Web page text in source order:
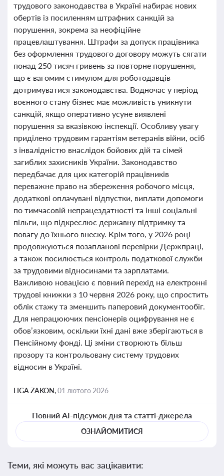
трудового законодавства в Україні набирає нових
обертів із посиленням штрафних санкцій за
порушення, зокрема за неофіційне
працевлаштування. Штрафи за допуск працівника
без оформлення трудового договору можуть сягати
понад 250 тисяч гривень за повторне порушення,
що є вагомим стимулом для роботодавців
дотримуватися законодавства. Водночас у період
воєнного стану бізнес має можливість уникнути
санкцій, якщо оперативно усуне виявлені
порушення за вказівкою інспекції. Особливу увагу
приділено трудовим гарантіям ветеранів війни, осіб
з інвалідністю внаслідок бойових дій та сімей
загиблих захисників України. Законодавство
передбачає для цих категорій працівників
переважне право на збереження робочого місця,
додаткові оплачувані відпустки, виплати допомоги
по тимчасовій непрацездатності та інші соціальні
пільги, що підкреслює державну підтримку та
повагу до їхнього внеску. Крім того, у 2026 році
продовжуються позапланові перевірки Держпраці,
а також посилюється контроль податкової служби
за трудовими відносинами та зарплатами.
Важливою новацією є повний перехід на електронні
трудові книжки з 10 червня 2026 року, що спростить
облік стажу та зменшить паперовий документообіг.
Для непрацюючих пенсіонерів оцифрування не є
обов’язковим, оскільки їхні дані вже зберігаються в
Пенсійному фонді. Ці зміни створюють більш
прозору та контрольовану систему трудових
відносин в Україні.
LIGA ZAKON,01 лютого 2026
Повний AI-підсумок дня та статті-джерела
ОЗНАЙОМИТИСЯ
Теми, які можуть вас зацікавити: